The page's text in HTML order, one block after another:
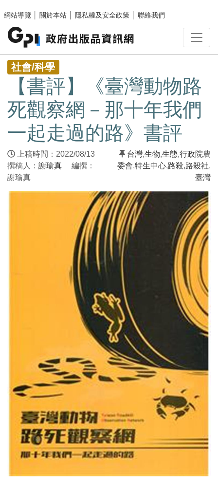
網站導覽
關於本站 隱私權及安全政策 聯絡我們
:::
社會/科學
【書評】《臺灣動物路
死觀察網－那十年我們
一起走過的路》書評
上稿時間：2022/08/13
撰稿人： 謝瑜真 編撰：
謝瑜真
台灣,生物,生態,行政院農
委會,特生中心,路殺,路殺社,
臺灣